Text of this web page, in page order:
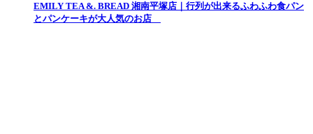
EMILY TEA &. BREAD 湘南平塚店｜行列が出来るふわふわ食パン
とパンケーキが大人気のお店